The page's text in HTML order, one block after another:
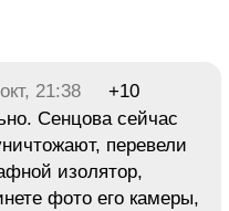
21:38
+10
Сенцова сейчас
перевели
изолятор,
фото его камеры,